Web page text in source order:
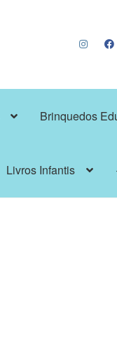
Brinquedos
Livros Infantis